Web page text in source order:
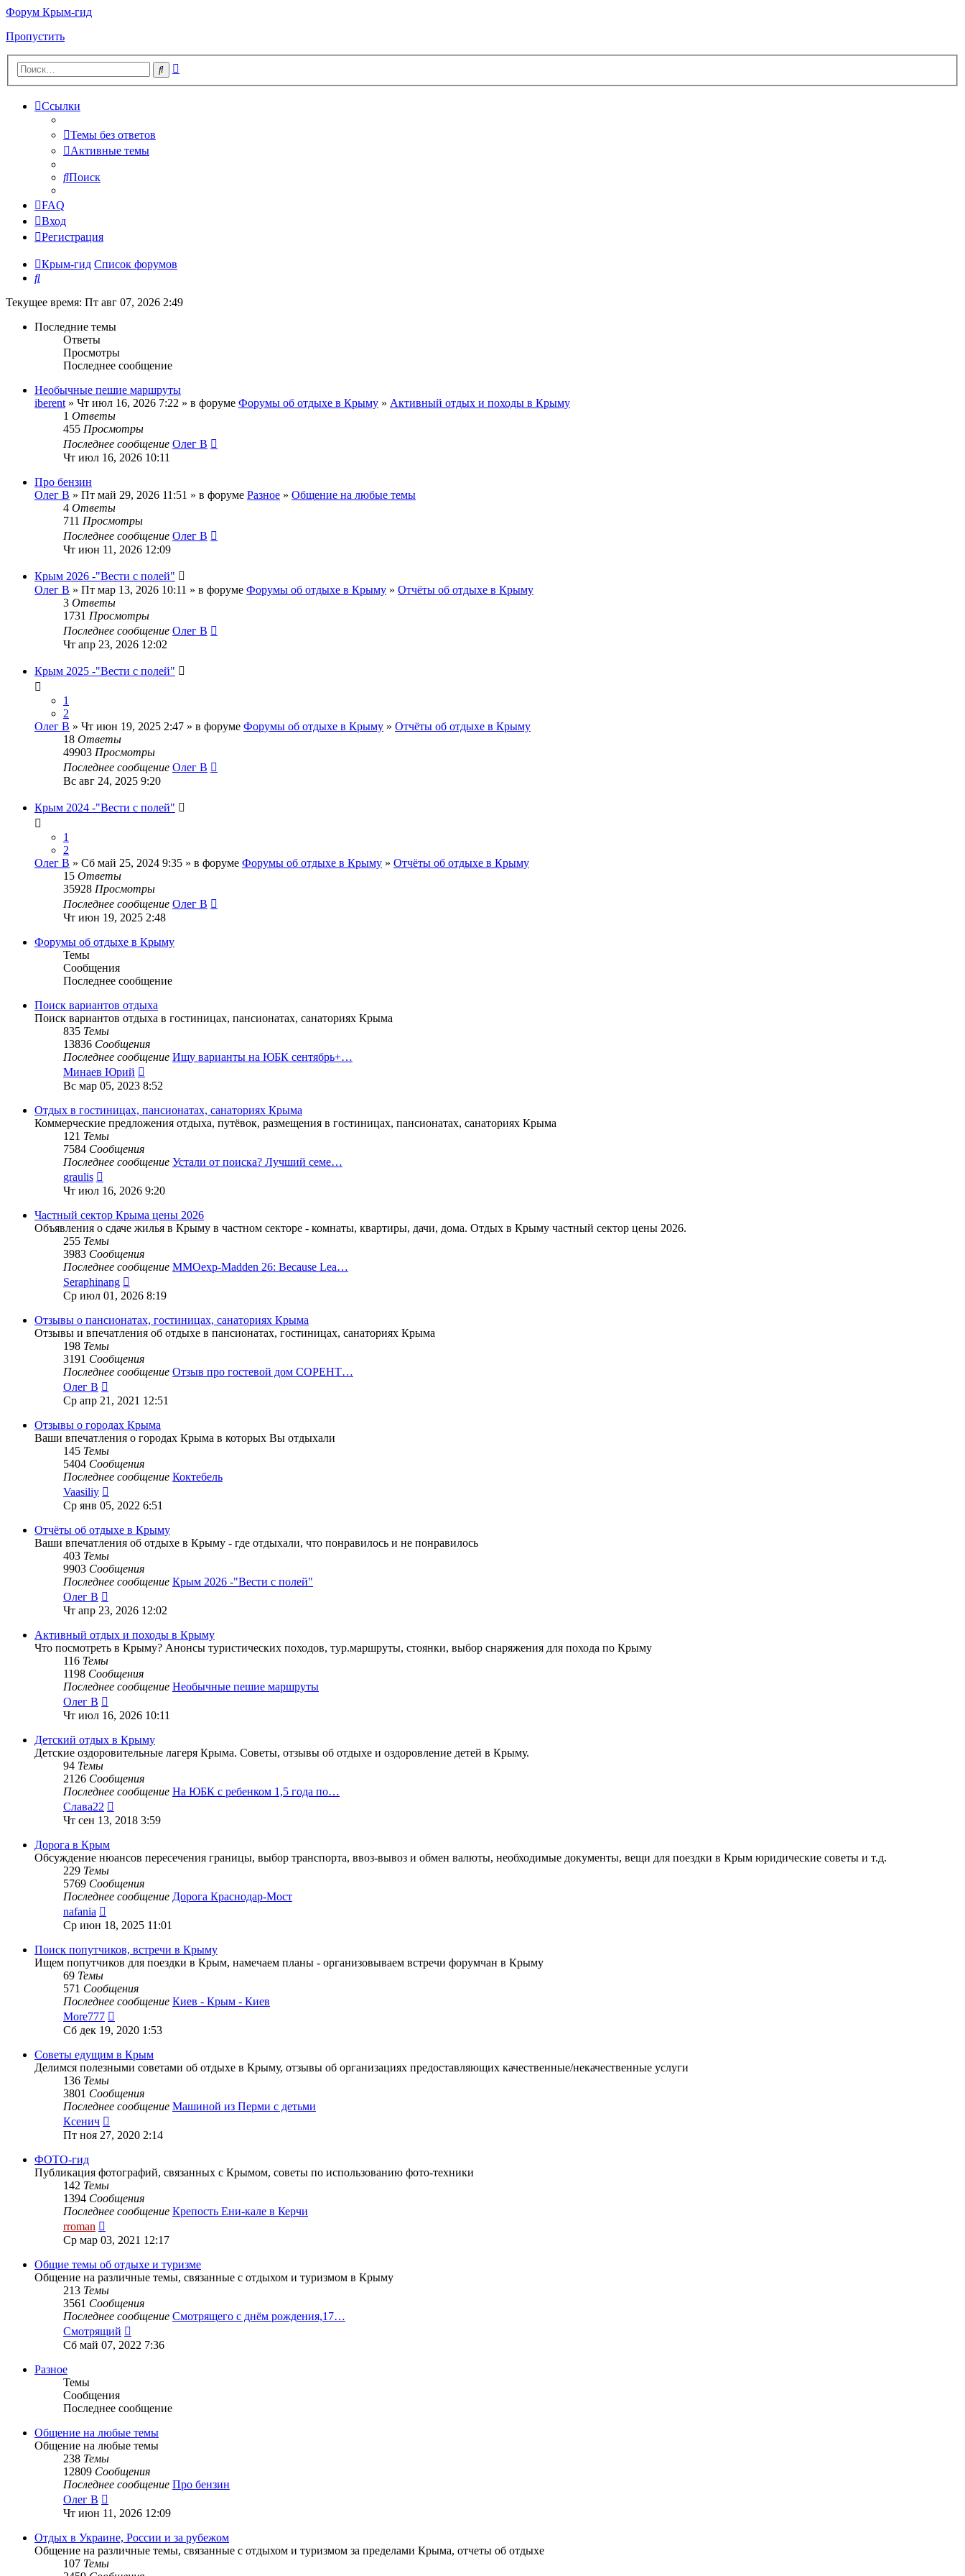
Форум Крым-гид
Пропустить
Поиск
Ссылки
Темы без ответов
Активные темы
Поиск
FAQ
Вход
Регистрация
Крым-гид Список форумов
Поиск
Текущее время: Пт авг 07, 2026 2:49
Последние темы
Ответы
Просмотры
Последнее сообщение
Необычные пешие маршруты
iberent » Чт июл 16, 2026 7:22 » в форуме Форумы об отдыхе в Крыму » Активный отдых и походы в Крыму
1 Ответы
455 Просмотры
Последнее сообщение Олег В
Чт июл 16, 2026 10:11
Про бензин
Олег В » Пт май 29, 2026 11:51 » в форуме Разное » Общение на любые темы
4 Ответы
711 Просмотры
Последнее сообщение Олег В
Чт июн 11, 2026 12:09
Крым 2026 -"Вести с полей"
Олег В » Пт мар 13, 2026 10:11 » в форуме Форумы об отдыхе в Крыму » Отчёты об отдыхе в Крыму
3 Ответы
1731 Просмотры
Последнее сообщение Олег В
Чт апр 23, 2026 12:02
Крым 2025 -"Вести с полей"
1
2
Олег В » Чт июн 19, 2025 2:47 » в форуме Форумы об отдыхе в Крыму » Отчёты об отдыхе в Крыму
18 Ответы
49903 Просмотры
Последнее сообщение Олег В
Вс авг 24, 2025 9:20
Крым 2024 -"Вести с полей"
1
2
Олег В » Сб май 25, 2024 9:35 » в форуме Форумы об отдыхе в Крыму » Отчёты об отдыхе в Крыму
15 Ответы
35928 Просмотры
Последнее сообщение Олег В
Чт июн 19, 2025 2:48
Форумы об отдыхе в Крыму
Темы
Сообщения
Последнее сообщение
Поиск вариантов отдыха
Поиск вариантов отдыха в гостиницах, пансионатах, санаториях Крыма
835 Темы
13836 Сообщения
Последнее сообщение Ищу варианты на ЮБК сентябрь+…
Минаев Юрий
к
сообщению
Вс мар 05, 2023 8:52
Отдых в гостиницах, пансионатах, санаториях Крыма
Коммерческие предложения отдыха, путёвок, размещения в гостиницах, пансионатах, санаториях Крыма
121 Темы
7584 Сообщения
Последнее сообщение Устали от поиска? Лучший семе…
graulis
к
последнему
сообщению
Чт июл 16, 2026 9:20
Частный сектор Крыма цены 2026
Объявления о сдаче жилья в Крыму в частном секторе - комнаты, квартиры, дачи, дома. Отдых в Крыму частный сектор цены 2026.
255 Темы
3983 Сообщения
Последнее сообщение MMOexp-Madden 26: Because Lea…
Seraphinang
к
сообщению
Ср июл 01, 2026 8:19
Отзывы о пансионатах, гостиницах, санаториях Крыма
Отзывы и впечатления об отдыхе в пансионатах, гостиницах, санаториях Крыма
198 Темы
3191 Сообщения
Последнее сообщение Отзыв про гостевой дом СОРЕНТ…
Олег В
к
последнему
сообщению
Ср апр 21, 2021 12:51
Отзывы о городах Крыма
Ваши впечатления о городах Крыма в которых Вы отдыхали
145 Темы
5404 Сообщения
Последнее сообщение Коктебель
Vaasiliy
к
последнему
сообщению
Ср янв 05, 2022 6:51
Отчёты об отдыхе в Крыму
Ваши впечатления об отдыхе в Крыму - где отдыхали, что понравилось и не понравилось
403 Темы
9903 Сообщения
Последнее сообщение Крым 2026 -"Вести с полей"
Олег В
к
последнему
сообщению
Чт апр 23, 2026 12:02
Активный отдых и походы в Крыму
Что посмотреть в Крыму? Анонсы туристических походов, тур.маршруты, стоянки, выбор снаряжения для похода по Крыму
116 Темы
1198 Сообщения
Последнее сообщение Необычные пешие маршруты
Олег В
к
последнему
сообщению
Чт июл 16, 2026 10:11
Детский отдых в Крыму
Детские оздоровительные лагеря Крыма. Советы, отзывы об отдыхе и оздоровление детей в Крыму.
94 Темы
2126 Сообщения
Последнее сообщение На ЮБК с ребенком 1,5 года по…
Слава22
к
Чт сен 13, 2018 3:59
Дорога в Крым
Обсуждение нюансов пересечения границы, выбор транспорта, ввоз-вывоз и обмен валюты, необходимые документы, вещи для поездки в Крым юридические советы и т.д.
229 Темы
5769 Сообщения
Последнее сообщение Дорога Краснодар-Мост
nafania
к
последнему
сообщению
Ср июн 18, 2025 11:01
Поиск попутчиков, встречи в Крыму
Ищем попутчиков для поездки в Крым, намечаем планы - организовываем встречи форумчан в Крыму
69 Темы
571 Сообщения
Последнее сообщение Киев - Крым - Киев
More777
к
сообщению
Сб дек 19, 2020 1:53
Советы едущим в Крым
Делимся полезными советами об отдыхе в Крыму, отзывы об организациях предоставляющих качественные/некачественные услуги
136 Темы
3801 Сообщения
Последнее сообщение Машиной из Перми с детьми
Ксенич
к
последнему
Пт ноя 27, 2020 2:14
ФОТО-гид
Публикация фотографий, связанных с Крымом, советы по использованию фото-техники
142 Темы
1394 Сообщения
Последнее сообщение Крепость Ени-кале в Керчи
rroman
к
последнему
сообщению
Ср мар 03, 2021 12:17
Общие темы об отдыхе и туризме
Общение на различные темы, связанные с отдыхом и туризмом в Крыму
213 Темы
3561 Сообщения
Последнее сообщение Смотрящего с днём рождения,17…
Смотрящий
к
Сб май 07, 2022 7:36
Разное
Темы
Сообщения
Последнее сообщение
Общение на любые темы
Общение на любые темы
238 Темы
12809 Сообщения
Последнее сообщение Про бензин
Олег В
к
последнему
сообщению
Чт июн 11, 2026 12:09
Отдых в Украине, России и за рубежом
Общение на различные темы, связанные с отдыхом и туризмом за пределами Крыма, отчеты об отдыхе
107 Темы